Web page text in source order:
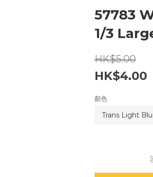
57783
1/3
HK$5.00
HK$4.00
顏色